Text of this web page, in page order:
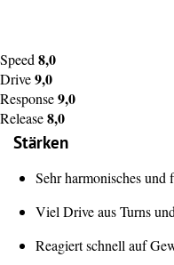
Speed 8,0
Drive9,0
Response9,0
Release8,0
Stärken
Sehr harmonisches und
Viel Drive aus Turns
Reagiert schnell auf